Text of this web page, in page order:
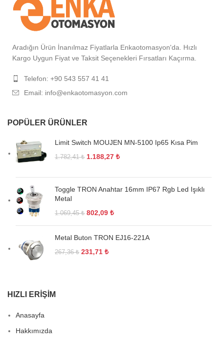
Aradığın Ürün İnanılmaz Fiyatlarla Enkaotomasyon'da. Hızlı
Kargo Uygun Fiyat ve Taksit Seçenekleri Fırsatları Kaçırma.
Telefon: +90 543 557 41 41
Email: info@enkaotomasyon.com
POPÜLER ÜRÜNLER
Limit Switch MOUJEN MN-5100 Ip65 Kısa Pim
1.782,41₺ 1.188,27 ₺
Toggle TRON Anahtar 16mm IP67 Rgb Led Işıklı
Metal
1.069,45₺ 802,09 ₺
Metal Buton TRON EJ16-221A
267,36₺ 231,71 ₺
HIZLI ERIŞIM
Anasayfa
Hakkımızda